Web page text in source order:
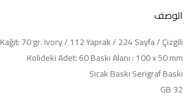
الوصف
Kağıt: 70 gr. Ivory / 112 Yaprak / 224 Sayfa / Çizgili
Kolideki Adet: 60 Baskı Alanı : 100 x 50 mm
Sıcak Baskı Serigraf Baskı
32 GB